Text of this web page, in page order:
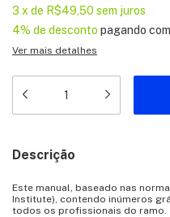
3 x de R$49,50 sem juros
4% de desconto pagando
Ver mais detalhes
Descrição
Este manual, baseado nas
Institute), contendo inúmeros
todos os profissionais do ramo.